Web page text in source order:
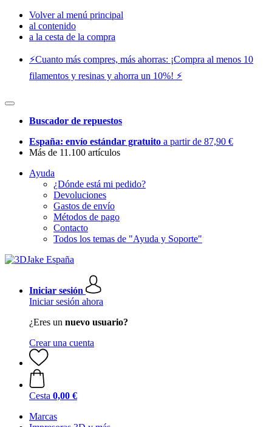
Volver al menú principal
al contenido
a la cesta de la compra
⚡️Cuanto más compres, más ahorras: ¡Compra al menos 10
filamentos y resinas y ahorra un 10%! ⚡️
Buscador de repuestos
España: envío estándar gratuito a partir de 87,90 €
Más de 11.100 artículos
Ayuda
¿Dónde está mi pedido?
Devoluciones
Gastos de envío
Métodos de pago
Contacto
Todos los temas de "Ayuda y Soporte"
Iniciar sesión
Iniciar sesión ahora
¿Eres un nuevo usuario?
Crear una cuenta
Cesta 0,00 €
Marcas